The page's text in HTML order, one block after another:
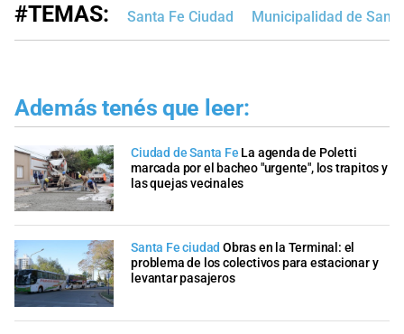
#TEMAS: Santa Fe Ciudad Municipalidad de
Además tenés que leer:
Ciudad de Santa Fe La agenda de Poletti
marcada por el bacheo "urgente", los trapitos y
las quejas vecinales
Santa Fe ciudad Obras en la Terminal: el
problema de los colectivos para estacionar y
levantar pasajeros